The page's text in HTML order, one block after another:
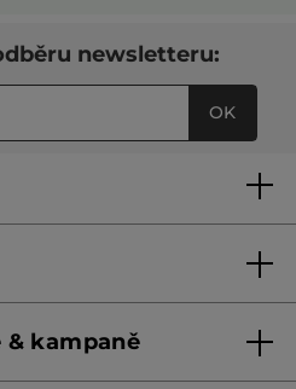
newsletteru:
OK
od 1. 6. 2026
& kampaně